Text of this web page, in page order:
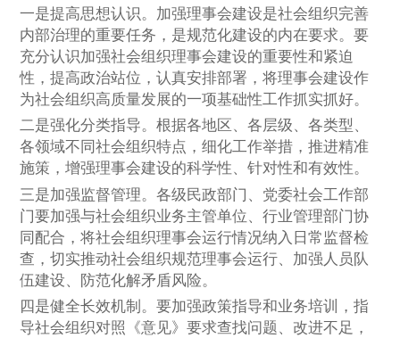
一是提高思想认识。加强理事会建设是社会组织完善
内部治理的重要任务，是规范化建设的内在要求。要
充分认识加强社会组织理事会建设的重要性和紧迫
性，提高政治站位，认真安排部署，将理事会建设作
为社会组织高质量发展的一项基础性工作抓实抓好。
二是强化分类指导。根据各地区、各层级、各类型、
各领域不同社会组织特点，细化工作举措，推进精准
施策，增强理事会建设的科学性、针对性和有效性。
三是加强监督管理。各级民政部门、党委社会工作部
门要加强与社会组织业务主管单位、行业管理部门协
同配合，将社会组织理事会运行情况纳入日常监督检
查，切实推动社会组织规范理事会运行、加强人员队
伍建设、防范化解矛盾风险。
四是健全长效机制。要加强政策指导和业务培训，指
导社会组织对照《意见》要求查找问题、改进不足，